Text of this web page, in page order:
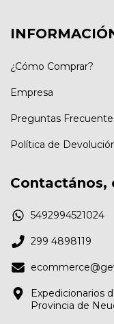
¿Cómo Comprar?
Empresa
Preguntas
Política de
Contactános,
5492994521024
299 4898119
Expedicionarios
Provincia de